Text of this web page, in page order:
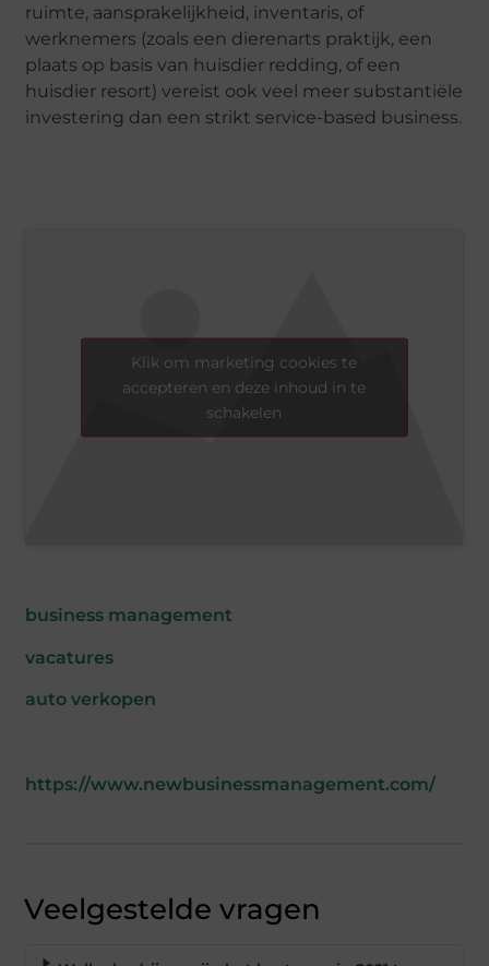
ruimte, aansprakelijkheid, inventaris, of
werknemers (zoals een dierenarts praktijk, een
plaats op basis van huisdier redding, of een
huisdier resort) vereist ook veel meer substantiële
investering dan een strikt service-based business.
Klik om marketing cookies te
accepteren en deze inhoud in te
schakelen
business management
vacatures
auto verkopen
https://www.newbusinessmanagement.com/
Veelgestelde vragen